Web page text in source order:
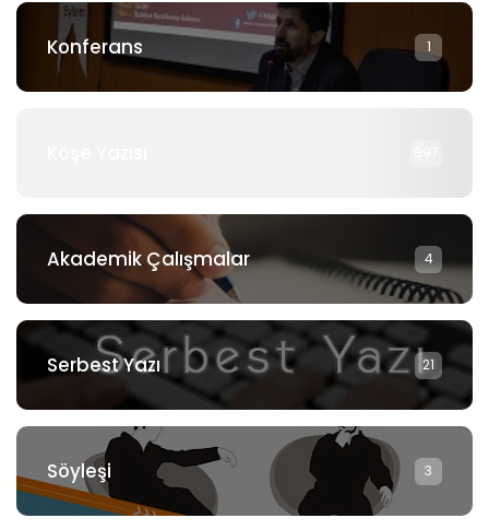
Konferans 1
Akademik Çalışmalar 4
Serbest Yazı 21
Söyleşi 3